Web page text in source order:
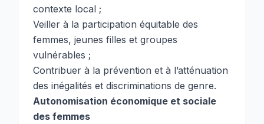
contexte local ;
Veiller à la participation équitable des
femmes, jeunes filles et groupes
vulnérables ;
Contribuer à la prévention et à l’atténuation
des inégalités et discriminations de genre.
Autonomisation économique et sociale
des femmes